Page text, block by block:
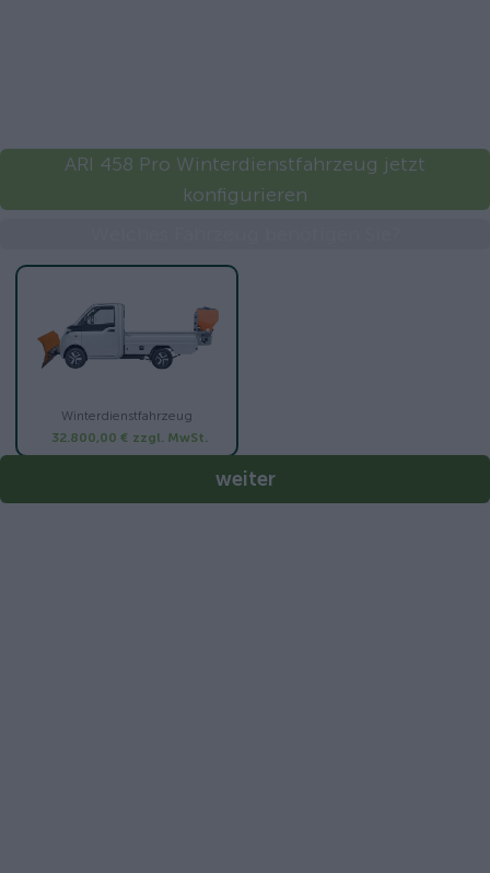
ARI 458 Pro Winterdienstfahrzeug jetzt
konfigurieren
Winterdienstfahrzeug
32.800,00 € zzgl. MwSt.
weiter